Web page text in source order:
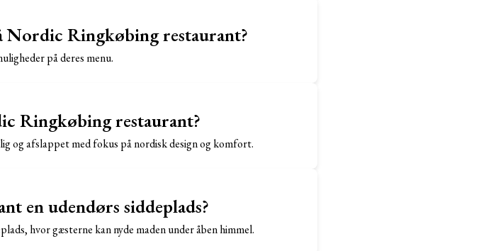
Nordic Ringkøbing restaurant?
på deres menu.
Ringkøbing restaurant?
og afslappet med fokus på nordisk design og komfort.
en udendørs siddeplads?
hvor gæsterne kan nyde maden under åben himmel.